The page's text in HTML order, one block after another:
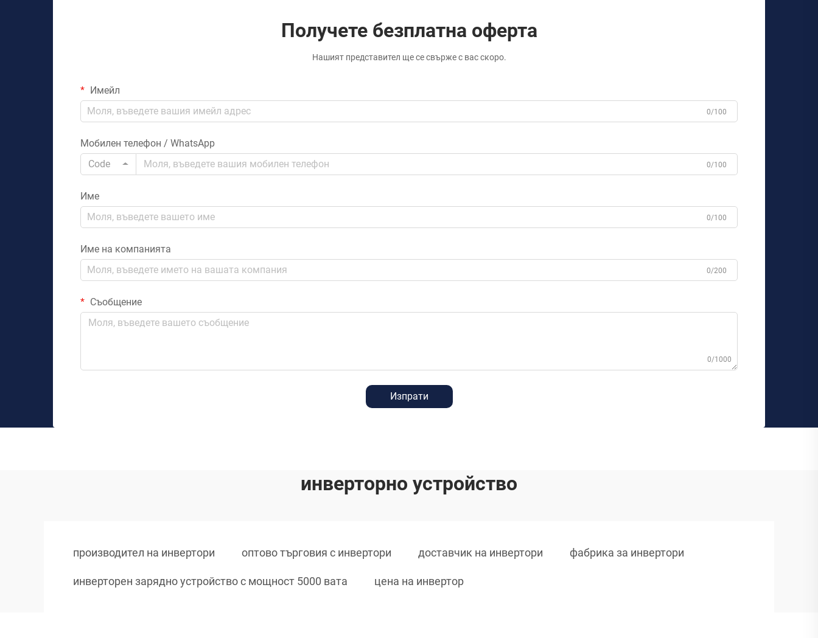
Получете безплатна оферта
Нашият представител ще се свърже с вас скоро.
Имейл
0/100
Мобилен телефон / WhatsApp
Code
0/100
Име
0/100
Име на компанията
0/200
Съобщение
0/1000
Изпрати
инверторно устройство
производител на инвертори оптово търговия с инвертори доставчик на инвертори фабрика за инвертори
инверторен зарядно устройство с мощност 5000 вата цена на инвертор